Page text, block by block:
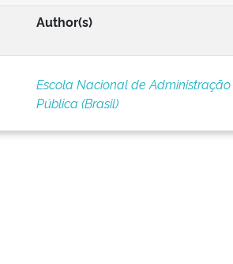
Author(s)
Escola Nacional de Administração
Pública (Brasil)